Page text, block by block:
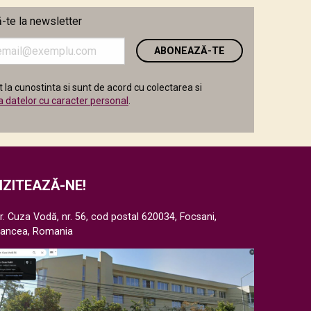
te la newsletter
la cunostinta si sunt de acord cu colectarea si
datelor cu caracter personal .
NE!
Cuza Vodă, nr. 56, cod postal 620034, Focsani,
Romania